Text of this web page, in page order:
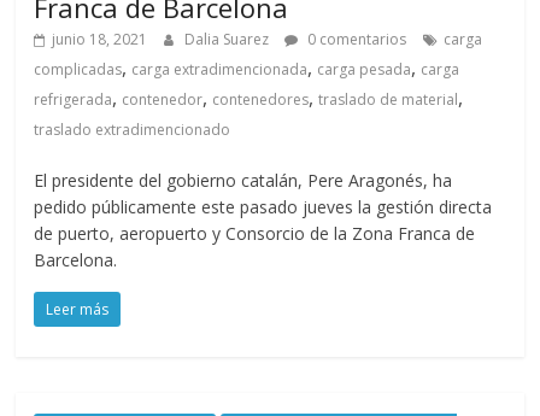
n
C
o
o
Franca de Barcelona
junio 18, 2021 Dalia Suarez 0 comentarios
carga
complicadas, carga extradimencionada, carga pesada, carga
refrigerada, contenedor, contenedores,traslado de material,
traslado extradimencionado
El presidente del gobierno catalán, Pere Aragonés, ha
pedido públicamente este pasado jueves la gestión directa
de puerto, aeropuerto y Consorcio de la Zona Franca de
Barcelona.
Leer más